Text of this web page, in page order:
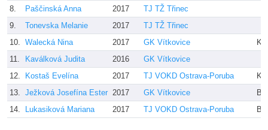
8.
Paščinská Anna 2017
TJ TŽ Třinec
9.
Tonevska Melanie 2017
TJ TŽ Třinec
10. Walecká Nina 2017 GK Vítkovice
11.
Kaválková Judita 2016
GK Vítkovice
12.
Kostaš Evelína 2017 TJ VOKD Ostrava-Poruba
13. Ježková Josefína Ester 2017 GK Vítkovice
14.
Lukasiková Mariana 2017 TJ VOKD Ostrava-Poruba